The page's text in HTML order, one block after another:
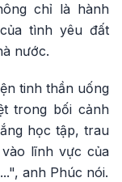
chỉ là hành
tình yêu đất
nước.
tinh thần uống
trong bối cảnh
học tập, trau
lĩnh vực của
anh Phúc nói.